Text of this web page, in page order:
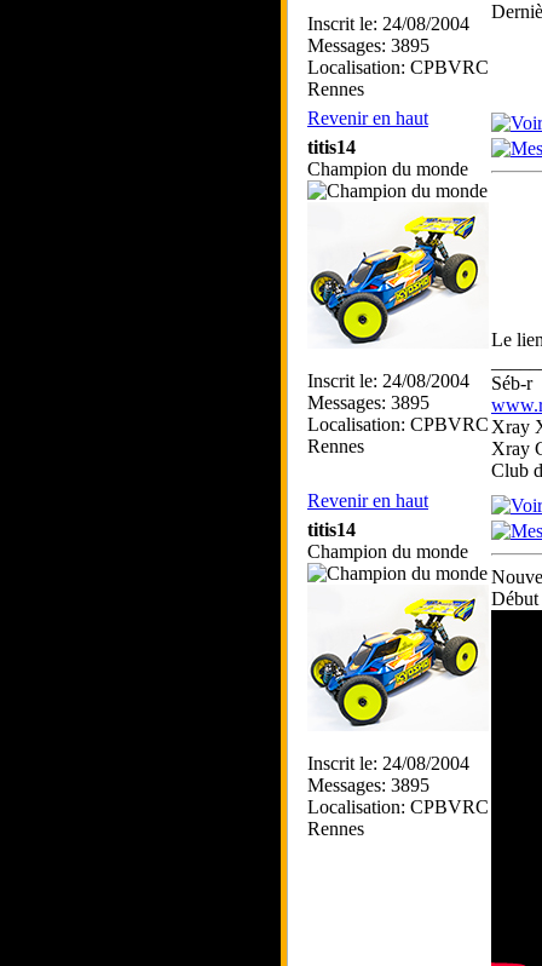
Inscrit le: 24/08/2004
Messages: 3895
Localisation: CPBVRC
Rennes
Revenir en haut
titis14
Champion du monde
Inscrit le: 24/08/2004
Messages: 3895
Localisation: CPBVRC
Rennes
Le
Séb-r
Xray
Xray
Club
Revenir en haut
titis14
Champion du monde
Inscrit le: 24/08/2004
Messages: 3895
Localisation: CPBVRC
Rennes
Début